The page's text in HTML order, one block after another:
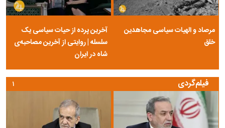
مرصاد و الهیات سیاسی مجاهدین
خلق
آخرین پرده از حیات سیاسی یک
سلسله | روایتی از آخرین مصاحبه‌ی
شاه در ایران
فیلم‌گردی ۱